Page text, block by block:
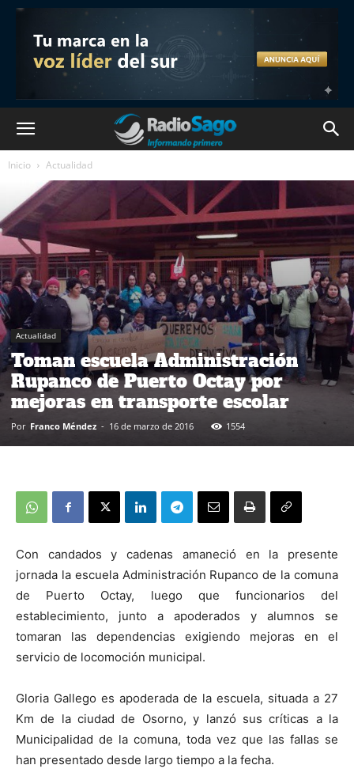
Inicio Actualidad
Actualidad
Toman escuela Administración
Rupanco de Puerto Octay por
mejoras en transporte escolar
Por Franco Méndez - 16 de marzo de 2016 1554
Con candados y cadenas amaneció en la presente
jornada la escuela Administración Rupanco de la comuna
de Puerto Octay, luego que funcionarios del
establecimiento, junto a apoderados y alumnos se
tomaran las dependencias exigiendo mejoras en el
servicio de locomoción municipal.
Gloria Gallego es apoderada de la escuela, situada a 27
Km de la ciudad de Osorno, y lanzó sus críticas a la
Municipalidad de la comuna, toda vez que las fallas se
han presentado desde largo tiempo a la fecha.